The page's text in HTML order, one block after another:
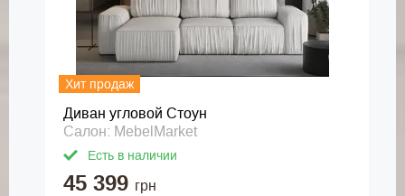
Хит продаж
Диван угловой Стоун
Салон: MebelMarket
Есть в наличии
45 399 грн